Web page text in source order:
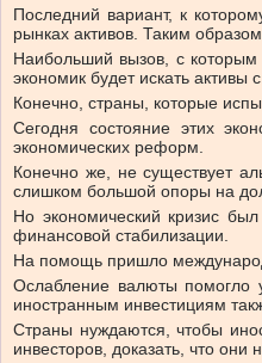
Последний вариант, к
рынках активов. Таким
Наибольший вызов, с
экономик будет искать
Конечно, страны, которые
Сегодня состояние этих
экономических реформ.
Конечно же, не существует
слишком большой опоры на
Но экономический кризис
финансовой стабилизации.
На помощь пришло
Ослабление валюты помогло
иностранным инвестициям
Страны нуждаются, чтобы
инвесторов, доказать, что они